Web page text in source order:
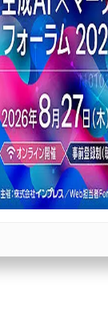
振り返り・2026年
かわ」「佐藤二朗
ん」「POPOPO終